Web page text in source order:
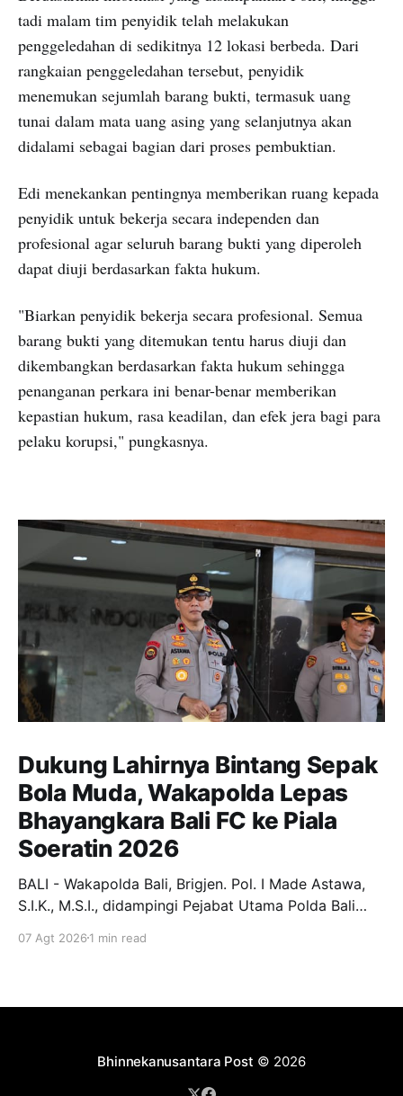
tadi malam tim penyidik telah melakukan
penggeledahan di sedikitnya 12 lokasi berbeda. Dari
rangkaian penggeledahan tersebut, penyidik
menemukan sejumlah barang bukti, termasuk uang
tunai dalam mata uang asing yang selanjutnya akan
didalami sebagai bagian dari proses pembuktian.
Edi menekankan pentingnya memberikan ruang kepada
penyidik untuk bekerja secara independen dan
profesional agar seluruh barang bukti yang diperoleh
dapat diuji berdasarkan fakta hukum.
"Biarkan penyidik bekerja secara profesional. Semua
barang bukti yang ditemukan tentu harus diuji dan
dikembangkan berdasarkan fakta hukum sehingga
penanganan perkara ini benar-benar memberikan
kepastian hukum, rasa keadilan, dan efek jera bagi para
pelaku korupsi," pungkasnya.
Dukung Lahirnya Bintang Sepak
Bola Muda, Wakapolda Lepas
Bhayangkara Bali FC ke Piala
Soeratin 2026
BALI - Wakapolda Bali, Brigjen. Pol. I Made Astawa,
S.I.K., M.S.I., didampingi Pejabat Utama Polda Bali
yang akan berlaga pada Turnamen Piala Soeratin U-
07 Agt 2026 1 min read
Bhinnekanusantara Post © 2026